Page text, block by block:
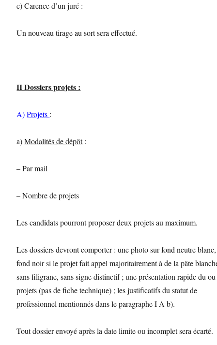
c) Carence d’un juré :
Un nouveau tirage au sort sera effectué.
II Dossiers projets :
A)Projets :
a)Modalités de dépôt:
– Par mail
– Nombre de projets
Les candidats pourront proposer deux projets au maximum.
Les dossiers devront comporter : une photo sur fond neutre
fond noir si le projet fait appel majoritairement à de la pâte
sans filigrane, sans signe distinctif ; une présentation rapide du ou
projets (pas de fiche technique) ; les justificatifs du statut de
professionnel mentionnés dans le paragraphe I A b).
Tout dossier envoyé après la date limite ou incomplet sera écarté.